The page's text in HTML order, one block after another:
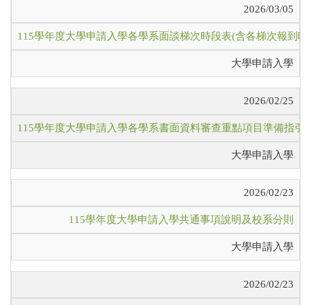
2026/03/05
115學年度大學申請入學各學系面談梯次時段表(含各梯次報到
大學申請入學
2026/02/25
115學年度大學申請入學各學系書面資料審查重點項目準備指引
大學申請入學
2026/02/23
115學年度大學申請入學共通事項說明及校系分則
大學申請入學
2026/02/23